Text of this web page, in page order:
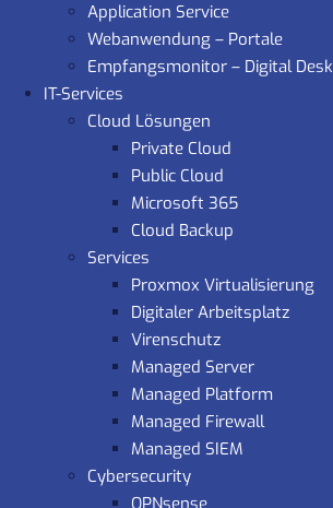
Application Service
Webanwendung – Portale
Empfangsmonitor – Digital Desk
IT-Services
Cloud Lösungen
Private Cloud
Public Cloud
Microsoft 365
Cloud Backup
Services
Proxmox Virtualisierung
Digitaler Arbeitsplatz
Virenschutz
Managed Server
Managed Platform
Managed Firewall
Managed SIEM
Cybersecurity
OPNsense